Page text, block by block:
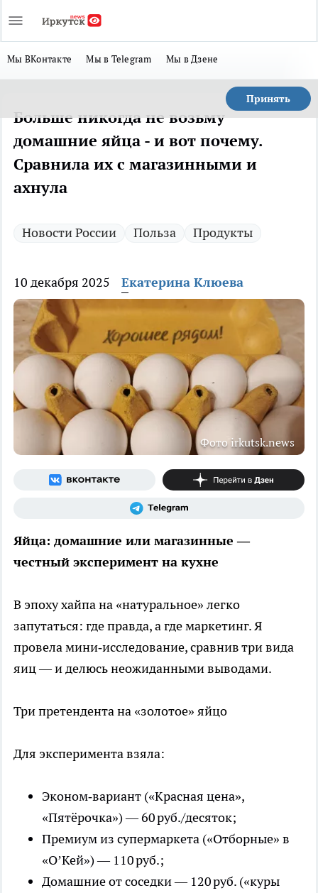
Мы ВКонтакте Мы в Telegram Мы в Дзене
Принять
Больше никогда не возьму
домашние яйца - и вот почему.
Сравнила их с магазинными и
ахнула
Новости России Польза Продукты
10 декабря 2025 Екатерина Клюева
Фото irkutsk.news
Яйца: домашние или магазинные —
честный эксперимент на кухне
В эпоху хайпа на «натуральное» легко
запутаться: где правда, а где маркетинг. Я
провела мини‑исследование, сравнив три вида
яиц — и делюсь неожиданными выводами.
Три претендента на «золотое» яйцо
Для эксперимента взяла:
Эконом‑вариант («Красная цена»,
«Пятёрочка») — 60 руб./десяток;
Премиум из супермаркета («Отборные» в
«О’Кей») — 110 руб.;
Домашние от соседки — 120 руб. («куры